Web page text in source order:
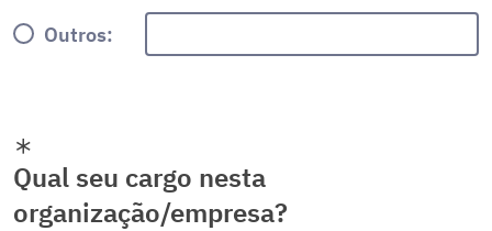
Outros:
Qual seu cargo nesta
organização/empresa?